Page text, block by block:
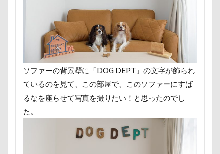
ソファーの背景壁に「DOG DEPT」の文字が飾られ
ているのを見て、この部屋で、このソファーにすば
るなを座らせて写真を撮りたい！と思ったのでし
た。
ペロリンチョ
ボサボサ
ペニーレイン
ペディ(PEDI)
ペット用バスタブ
ペット名刺
ペット同伴可飲食店
ペット可
ペットボトル
ペットプロフ
ペットパラダイス
ボケ
ボタンちゃん
ペットステージ（Petstages）
マウントジーンズ
マミーちゃん
マザー牧場
マサラちゃん